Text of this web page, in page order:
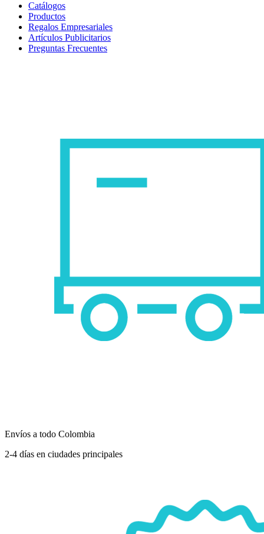
Catálogos
Productos
Regalos Empresariales
Artículos Publicitarios
Preguntas Frecuentes
Envíos a todo Colombia
2-4 días en ciudades principales